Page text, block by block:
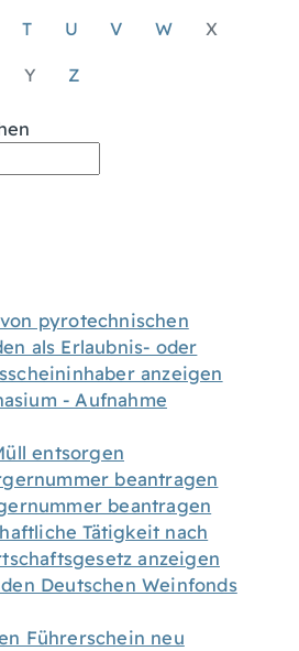
T U V W X
Y Z
pyrotechnischen
als Erlaubnis- oder
anzeigen
- Aufnahme
entsorgen
beantragen
beantragen
Tätigkeit nach
anzeigen
Deutschen Weinfonds
Führerschein neu